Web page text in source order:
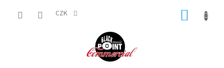
CZK